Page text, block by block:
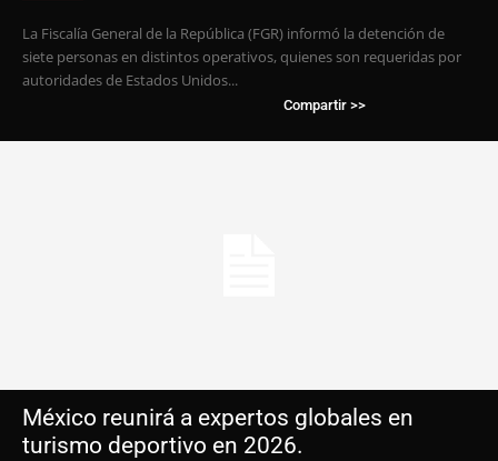
La Fiscalía General de la República (FGR) informó la detención de
siete personas en distintos operativos, quienes son requeridas por
autoridades de Estados Unidos...
Compartir >>
México reunirá a expertos globales en
turismo deportivo en 2026.